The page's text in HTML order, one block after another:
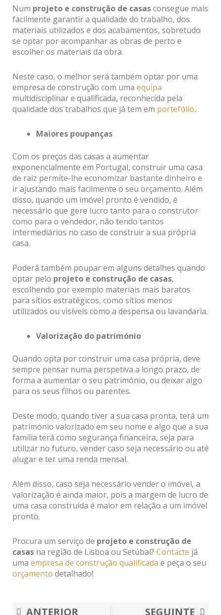
Num projeto e construção de casasconsegue mais
facilmente garantir a qualidade do trabalho, dos
materiais utilizados e dos acabamentos, sobretudo
se optar por acompanhar as obras de perto e
escolher os materiais da obra.
Neste caso, o melhor será também optar por uma
empresa de construção com uma equipa
multidisciplinar e qualificada, reconhecida pela
qualidade dos trabalhos que já tem em portefólio.
Maiores poupanças
Com os preços das casas a aumentar
exponencialmente em Portugal, construir uma casa
de raiz permite-lhe economizar bastante dinheiro e
ir ajustando mais facilmente o seu orçamento. Além
disso, quando um imóvel pronto é vendido, é
necessário que gere lucro tanto para o construtor
como para o vendedor, não tendo tantos
intermediários no caso de construir a sua própria
casa.
Poderá também poupar em alguns detalhes quando
optar pelo projeto e construção de casas,
escolhendo por exemplo materiais mais baratos
para sítios estratégicos, como sítios menos
utilizados ou visíveis como a despensa ou lavandaria.
Valorização do património
Quando opta por construir uma casa própria, deve
sempre pensar numa perspetiva a longo prazo, de
forma a aumentar o seu património, ou deixar algo
para os seus filhos ou parentes.
Deste modo, quando tiver a sua casa pronta, terá um
património valorizado em seu nome e algo que a sua
família terá como segurança financeira, seja para
utilizar no futuro, vender caso seja necessário ou até
alugar e ter uma renda mensal.
Além disso, caso seja necessário vender o imóvel, a
valorização é ainda maior, pois a margem de lucro de
uma casa construída é maior em relação a um imóvel
pronto.
Procura um serviço de projeto e construção de
casas na região de Lisboa ou Setúbal? Contacte já
uma empresa de construção qualificada e peça o seu
orçamento detalhado!
Prev
ANTERIOR SEGUINTE